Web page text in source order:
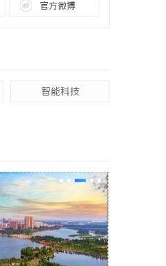
官方微博
智能科技